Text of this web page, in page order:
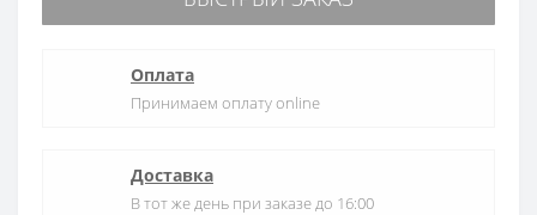
Оплата
Принимаем оплату online
Доставка
В тот же день при заказе до 16:00